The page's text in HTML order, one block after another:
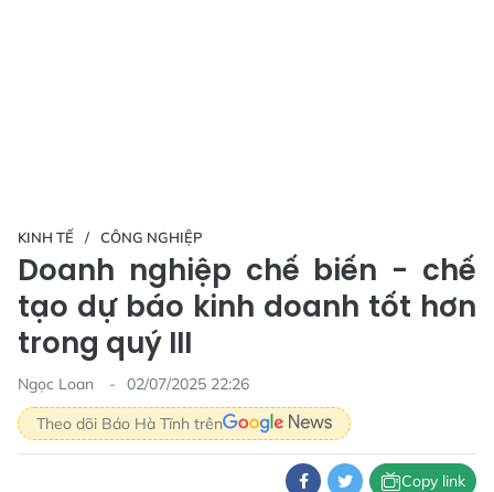
KINH TẾ CÔNG NGHIỆP
Doanh nghiệp chế biến - chế
tạo dự báo kinh doanh tốt hơn
trong quý III
Ngọc Loan
02/07/2025 22:26
Theo dõi Báo Hà Tĩnh trên
Copy link